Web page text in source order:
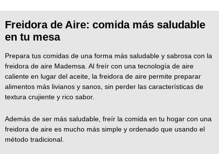
Freidora de Aire: comida más saludable
en tu mesa
Prepara tus comidas de una forma más saludable y sabrosa con la
freidora de aire Mademsa. Al freír con una tecnología de aire
caliente en lugar del aceite, la freidora de aire permite preparar
alimentos más livianos y sanos, sin perder las características de
textura crujiente y rico sabor.
Además de ser más saludable, freír la comida en tu hogar con una
freidora de aire es mucho más simple y ordenado que usando el
método tradicional.